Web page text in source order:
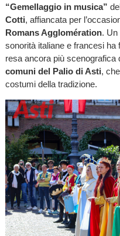
“Gemellaggio in musica”
Cotti, affiancata per
Romans Agglomération. Un
sonorità italiane e francesi ha
resa ancora più scenografica
comuni del Palio di Asti,
costumi della tradizione.